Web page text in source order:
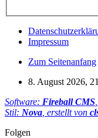
Impressum
Zum Seitenanfang
8. August 2026,
Software: Fireball CMS
Stil: Nova , erstellt von
Folgen